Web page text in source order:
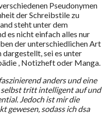
Pseudonymen
der Schreibstile zu
steht unter dem
es nicht einfach alles nur
der unterschiedlichen Art
dargestellt, sei es unter
, Notizheft oder Manga.
anders und eine
selbst tritt intelligent auf und
Jedoch ist mir die
gewesen, sodass ich dsa